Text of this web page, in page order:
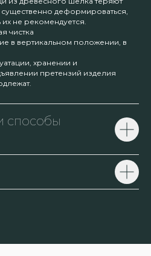
деформироваться,
не рекомендуется.
чистка
в вертикальном положении, в
хранении и
претензий изделия
способы